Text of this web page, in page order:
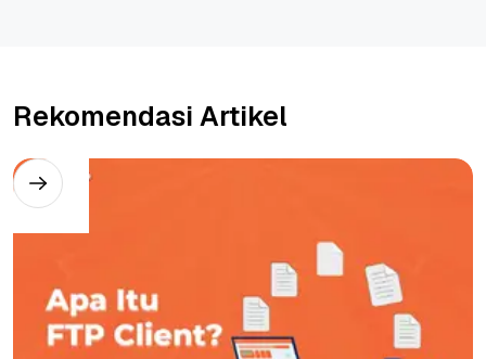
Rekomendasi Artikel